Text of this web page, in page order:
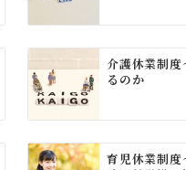
介護休業制
るのか
育児休業制